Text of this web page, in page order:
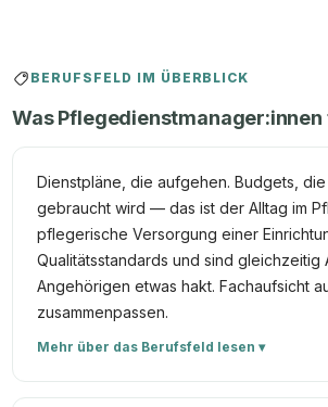
BERUFSFELD IM ÜBERBLICK
Was
Dienstpläne, die aufgehen. Budgets,
gebraucht wird — das ist der Alltag im
pflegerische Versorgung einer
Qualitätsstandards und sind
Angehörigen etwas hakt. Fachaufsicht
zusammenpassen.
Mehr über das Berufsfeld lesen ▾